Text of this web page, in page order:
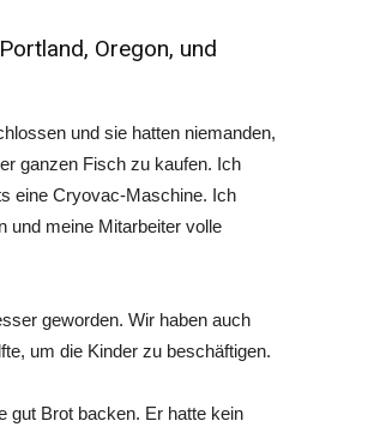
Oregon, und
und sie hatten niemanden,
ganzen Fisch zu kaufen. Ich
eine Cryovac-Maschine. Ich
und meine Mitarbeiter volle
geworden. Wir haben auch
um die Kinder zu beschäftigen.
gut Brot backen. Er hatte kein